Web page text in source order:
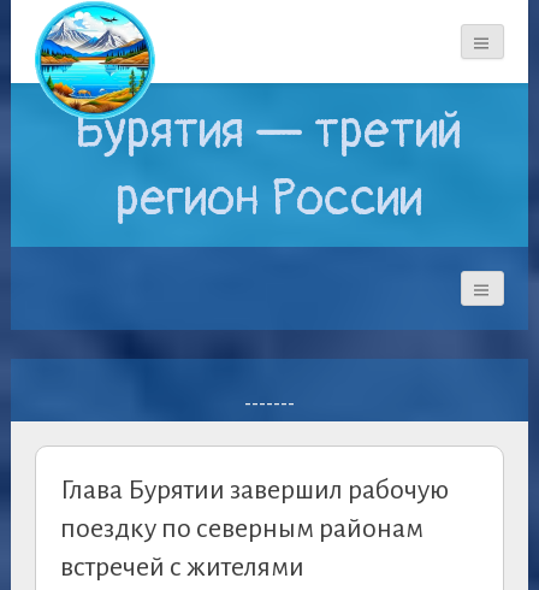
Бурятия — третий
регион России
-------
Глава Бурятии завершил рабочую
поездку по северным районам
встречей с жителями